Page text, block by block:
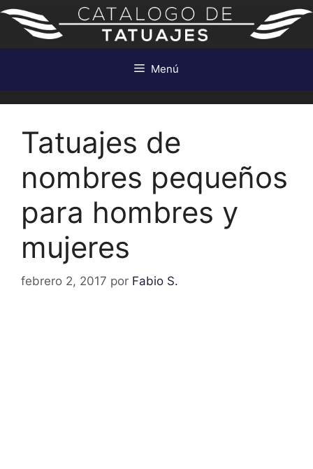
Saltar
contenido
Menú
Tatuajes de
nombres pequeños
para hombres y
mujeres
febrero 2, 2017 por Fabio S.